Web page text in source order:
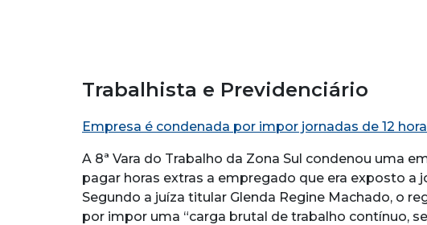
Trabalhista e Previdenciário
Empresa é condenada por impor jornadas de 12
A 8ª Vara do Trabalho da Zona Sul condenou uma
pagar horas extras a empregado que era exposto a
Segundo a juíza titular Glenda Regine Machado, o
por impor uma “carga brutal de trabalho contínuo,